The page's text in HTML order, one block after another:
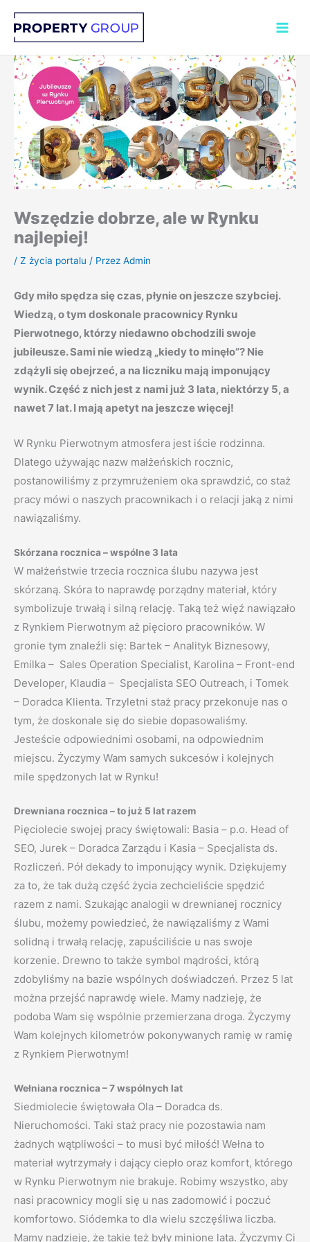
treści
Wszędzie dobrze, ale w Rynku
najlepiej!
/ Z życia portalu / Przez Admin
Gdy miło spędza się czas, płynie on jeszcze szybciej.
Wiedzą, o tym doskonale pracownicy Rynku
Pierwotnego, którzy niedawno obchodzili swoje
jubileusze. Sami nie wiedzą „kiedy to minęło”? Nie
zdążyli się obejrzeć, a na liczniku mają imponujący
wynik. Część z nich jest z nami już 3 lata, niektórzy 5, a
nawet 7 lat. I mają apetyt na jeszcze więcej!
W Rynku Pierwotnym atmosfera jest iście rodzinna.
Dlatego używając nazw małżeńskich rocznic,
postanowiliśmy z przymrużeniem oka sprawdzić, co staż
pracy mówi o naszych pracownikach i o relacji jaką z nimi
nawiązaliśmy.
Skórzana rocznica – wspólne 3 lata
W małżeństwie trzecia rocznica ślubu nazywa jest
skórzaną. Skóra to naprawdę porządny materiał, który
symbolizuje trwałą i silną relację. Taką też więź nawiązało
z Rynkiem Pierwotnym aż pięcioro pracowników. W
gronie tym znaleźli się: Bartek – Analityk Biznesowy,
Emilka – Sales Operation Specialist, Karolina – Front-end
Developer, Klaudia – Specjalista SEO Outreach, i Tomek
– Doradca Klienta. Trzyletni staż pracy przekonuje nas o
tym, że doskonale się do siebie dopasowaliśmy.
Jesteście odpowiednimi osobami, na odpowiednim
miejscu. Życzymy Wam samych sukcesów i kolejnych
mile spędzonych lat w Rynku!
Drewniana rocznica – to już 5 lat razem
Pięciolecie swojej pracy świętowali: Basia – p.o. Head of
SEO, Jurek – Doradca Zarządu i Kasia – Specjalista ds.
Rozliczeń. Pół dekady to imponujący wynik. Dziękujemy
za to, że tak dużą część życia zechcieliście spędzić
razem z nami. Szukając analogii w drewnianej rocznicy
ślubu, możemy powiedzieć, że nawiązaliśmy z Wami
solidną i trwałą relację, zapuściliście u nas swoje
korzenie. Drewno to także symbol mądrości, którą
zdobyliśmy na bazie wspólnych doświadczeń. Przez 5 lat
można przejść naprawdę wiele. Mamy nadzieję, że
podoba Wam się wspólnie przemierzana droga. Życzymy
Wam kolejnych kilometrów pokonywanych ramię w ramię
z Rynkiem Pierwotnym!
Wełniana rocznica – 7 wspólnych lat
Siedmiolecie świętowała Ola – Doradca ds.
Nieruchomości. Taki staż pracy nie pozostawia nam
żadnych wątpliwości – to musi być miłość! Wełna to
materiał wytrzymały i dający ciepło oraz komfort, którego
w Rynku Pierwotnym nie brakuje. Robimy wszystko, aby
nasi pracownicy mogli się u nas zadomowić i poczuć
komfortowo. Siódemka to dla wielu szczęśliwa liczba.
Mamy nadzieję, że takie też były minione lata. Życzymy Ci